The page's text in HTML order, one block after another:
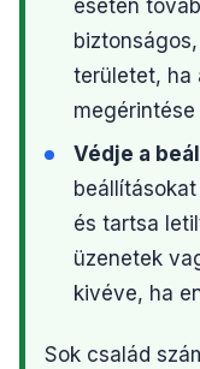
esetén
területet, ha
Védje a
és tartsa
üzenetek
kivéve, ha
Sok család